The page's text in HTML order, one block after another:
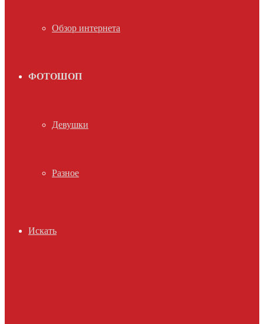
Обзор интернета
ФОТОШОП
Девушки
Разное
Искать